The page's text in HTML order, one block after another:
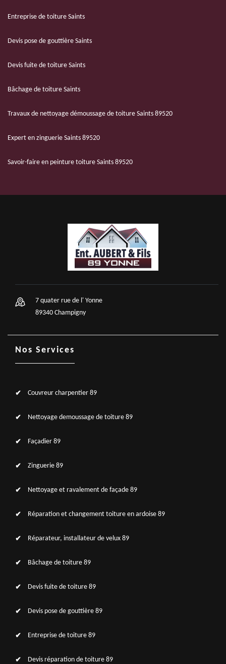
Entreprise de toiture Saints
Devis pose de gouttière Saints
Devis fuite de toiture Saints
Bâchage de toiture Saints
Travaux de nettoyage démoussage de toiture Saints 89520
Expert en zinguerie Saints 89520
Savoir-faire en peinture toiture Saints 89520
7 quater rue de l' Yonne
89340 Champigny
Nos Services
Couvreur charpentier 89
Nettoyage demoussage de toiture 89
Façadier 89
Zinguerie 89
Nettoyage et ravalement de façade 89
Réparation et changement toiture en ardoise 89
Réparateur, installateur de velux 89
Bâchage de toiture 89
Devis fuite de toiture 89
Devis pose de gouttière 89
Entreprise de toiture 89
Devis réparation de toiture 89